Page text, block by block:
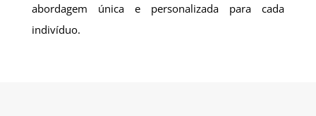
abordagem única e personalizada para cada
indivíduo.